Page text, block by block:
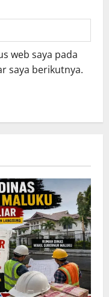
web saya pada
saya berikutnya.